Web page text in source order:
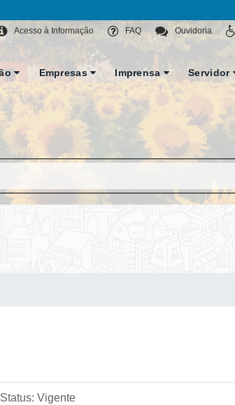
Ouvidoria
FAQ
Acesso à Informação
Empresas Imprensa Servidor
Status: Vigente